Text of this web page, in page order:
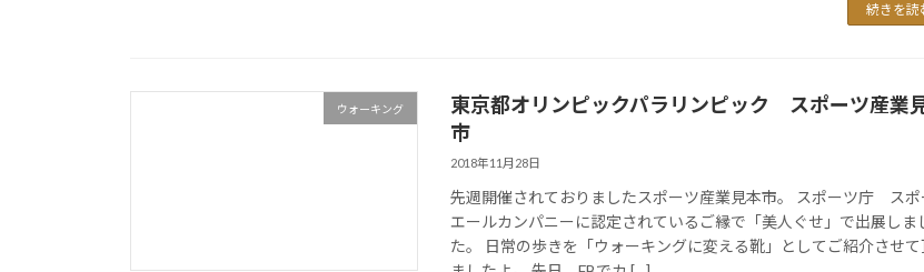
続きを読
ウォーキング
東京都オリンピックパラリンピック スポーツ産業
市
2018年11月28日
先週開催されておりましたスポーツ産業見本市。 スポーツ庁 スポ
エールカンパニーに認定されているご縁で「美人ぐせ」で出展しま
た。 日常の歩きを「ウォーキングに変える靴」としてご紹介させて